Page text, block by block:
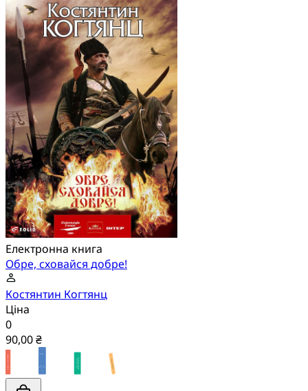
Електронна книга
Обре, сховайся добре!
Костянтин Когтянц
Ціна
0
90,00 ₴